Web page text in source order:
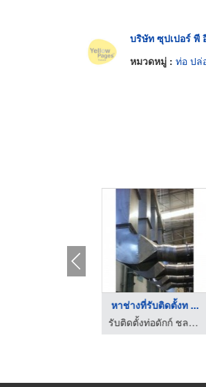
บริษัท ซุปเปอร์ พี
หมวดหมู่ : ท่อ ปล่
หาช่างที่รับติดตั้งท ...
รับติดตั้งท่อดักก์ ชลบุรี เค.พี แอนด์ เจ เอ็นจิเนียริ่ง